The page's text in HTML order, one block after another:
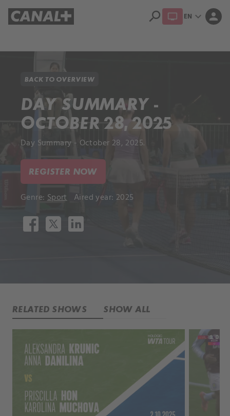
search EN expand_more person
BACK TO OVERVIEW
DAY SUMMARY -
OCTOBER 28, 2025
Day Summary - October 28, 2025.
REGISTER NOW
Genre: Sport Aired year: 2025
RELATED SHOWS SHOW ALL